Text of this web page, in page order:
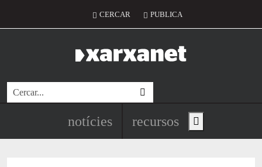
Menú del compte d'usuari
CERCAR PUBLICA
Cerca
Navegació principal de
notícies recursos Show main menu